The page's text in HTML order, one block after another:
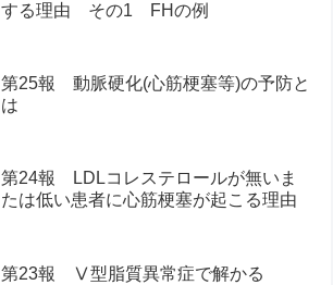
する理由 その1 FHの例
第25報 動脈硬化(心筋梗塞等)の予防と
は
第24報 LDLコレステロールが無いま
たは低い患者に心筋梗塞が起こる理由
第23報 Ⅴ型脂質異常症で解かる